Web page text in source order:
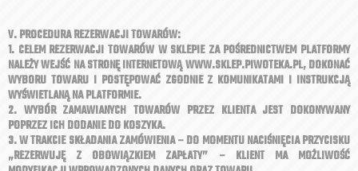
V. PROCEDURA REZERWACJI TOWARÓW:
1. CELEM REZERWACJI TOWARÓW W SKLEPIE ZA POŚREDNICTWEM PLATFORMY
NALEŻY WEJŚĆ NA STRONĘ INTERNETOWĄ WWW.SKLEP.PIWOTEKA.PL, DOKONAĆ
WYBORU TOWARU I POSTĘPOWAĆ ZGODNIE Z KOMUNIKATAMI I INSTRUKCJĄ
WYŚWIETLANĄ NA PLATFORMIE.
2. WYBÓR ZAMAWIANYCH TOWARÓW PRZEZ KLIENTA JEST DOKONYWANY
POPRZEZ ICH DODANIE DO KOSZYKA.
3. W TRAKCIE SKŁADANIA ZAMÓWIENIA – DO MOMENTU NACIŚNIĘCIA PRZYCISKU
„REZERWUJĘ Z OBOWIĄZKIEM ZAPŁATY” – KLIENT MA MOŻLIWOŚĆ